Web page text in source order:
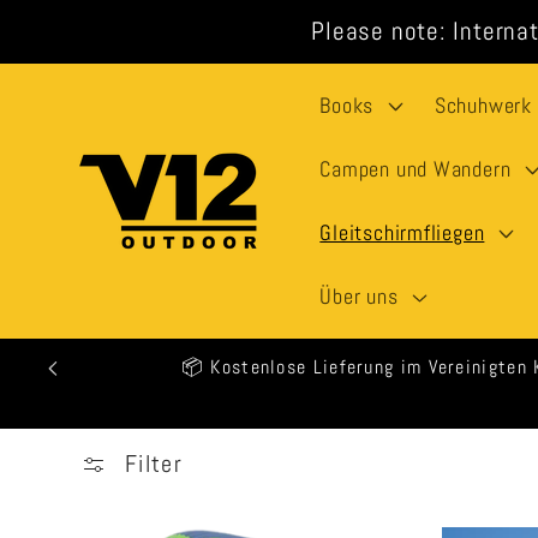
Please note:
Inhalt
Books Schuhwerk
Campen und Wandern
Gleitschirmfliegen
Über uns
🕒 Alle Bestellungen
Filter